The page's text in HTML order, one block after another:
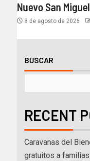
Nuevo San
8 de agosto de 2026
BUSCAR
RECENT
Caravanas del
gratuitos a